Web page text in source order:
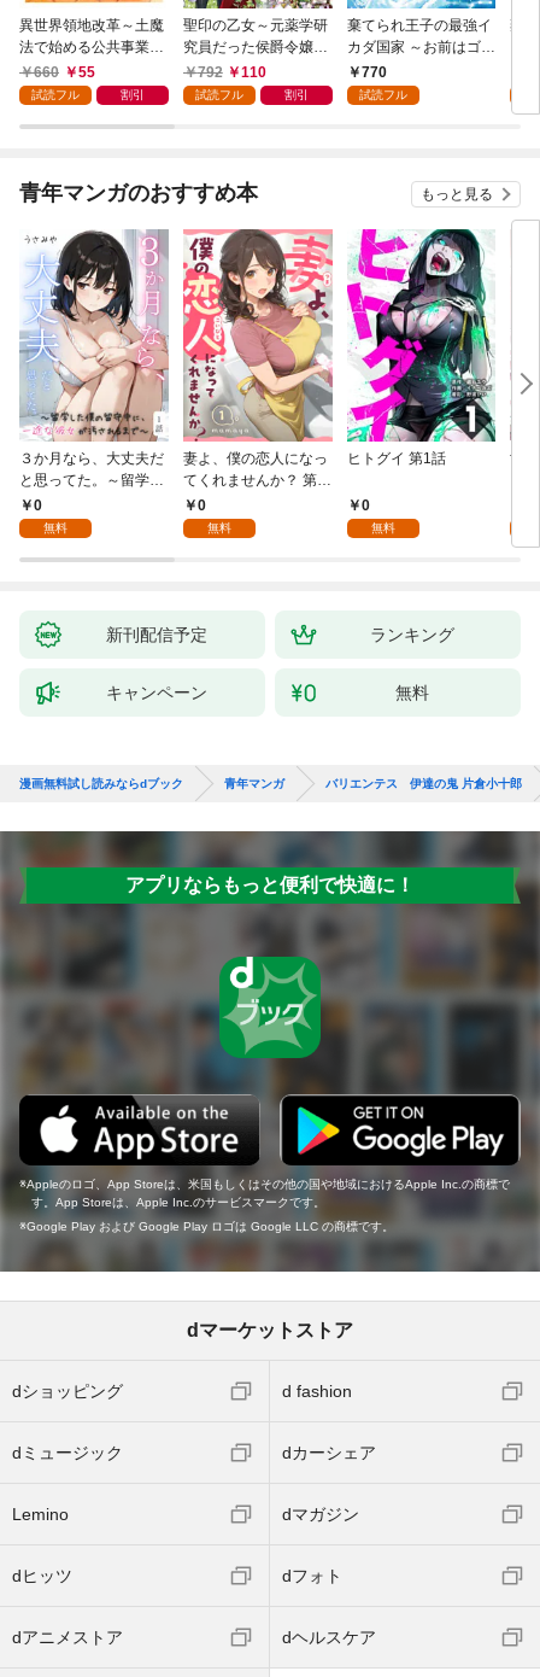
異世界領地改革～土魔
法で始める公共事業～
1巻660 55
試読フル 割引
聖印の乙女～元薬学研
究員だった侯爵令嬢は
婚約辞退してハイヒー
ラーを目指します～ 1
792 110
試読フル 割引
棄てられ王子の最強イ
カダ国家 ～お前はゴミ
だと追放されたので、
無駄スキル【リサイク
【特典イラスト付き】
770
試読フル
棄
無
ル
版 1
青年マンガのおすすめ本 もっと見る
３か月なら、大丈夫だ
と思ってた。～留学し
た僕の留守中に、一途
な彼女が汚されるまで
0
無料
妻よ、僕の恋人になっ
てくれませんか？ 第1
話0
無料
ヒトグイ 第1話
0
無料
世
新刊配信予定 ランキング
キャンペーン 無料
漫画無料試し読みならdブック 青年マンガ バリエンテス 伊達の鬼 片倉小十郎
アプリならもっと便利で快適に！
Appleのロゴ、App Storeは、米国もしくはその他の国や地域におけるApple Inc.の商標で
す。App Storeは、Apple Inc.のサービスマークです。
Google Play および Google Play ロゴは Google LLC の商標です。
dマーケットストア
dショッピング d fashion
dミュージック dカーシェア
Lemino dマガジン
dヒッツ dフォト
dアニメストア dヘルスケア